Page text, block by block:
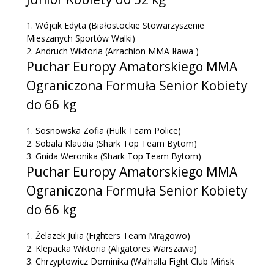
1. Wójcik Edyta (Białostockie Stowarzyszenie
Mieszanych Sportów Walki)
2. Andruch Wiktoria (Arrachion MMA Iława )
Puchar Europy Amatorskiego MMA
Ograniczona Formuła Senior Kobiety
do 66 kg
1. Sosnowska Zofia (Hulk Team Police)
2. Sobala Klaudia (Shark Top Team Bytom)
3. Gnida Weronika (Shark Top Team Bytom)
Puchar Europy Amatorskiego MMA
Ograniczona Formuła Senior Kobiety
do 66 kg
1. Żelazek Julia (Fighters Team Mrągowo)
2. Klepacka Wiktoria (Aligatores Warszawa)
3. Chrzyptowicz Dominika (Walhalla Fight Club Mińsk